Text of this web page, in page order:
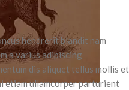
27, 2021
hendrerit blandit nam
a varius adipiscing
dis aliquet tellus mollis et
etiam ullamcorper parturient